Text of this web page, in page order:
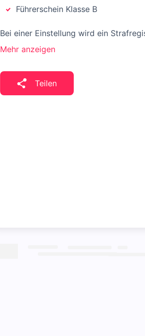
Führerschein Klasse B
Bei einer Einstellung wird ein
Mehr anzeigen
Teilen